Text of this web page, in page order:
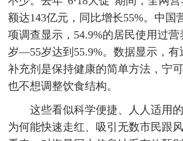
额达143亿元，同比增长55%。中国
项调查显示，54.9%的居民使用过
岁—55岁达到55.9%。数据显示，有
补充剂是保持健康的简单方法，宁
也不想调整饮食结构。
这些看似科学便捷、人人适用的
为何能快速走红、吸引无数市民跟